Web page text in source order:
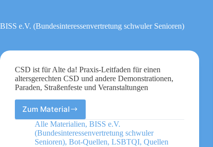
BISS e.V. (Bundesinteressenvertretung schwuler Senioren)
CSD ist für Alte da! Praxis-Leitfaden für einen
altersgerechten CSD und andere Demonstrationen,
Paraden, Straßenfeste und Veranstaltungen
Zum Material
CSD
ist
für
Alte
Alle Materialien, BISS e.V.
(Bundesinteressenvertretung schwuler
Senioren), Bot-Quellen, LSBTQI, Quellen